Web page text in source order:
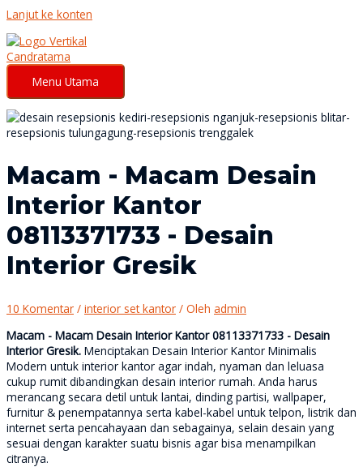
Lanjut ke konten
Menu Utama
Macam - Macam Desain
Interior Kantor
08113371733 - Desain
Interior Gresik
10 Komentar / interior set kantor / Oleh admin
Macam - Macam Desain Interior Kantor 08113371733 - Desain
Interior Gresik. Menciptakan Desain Interior Kantor Minimalis
Modern untuk interior kantor agar indah, nyaman dan leluasa
cukup rumit dibandingkan desain interior rumah. Anda harus
merancang secara detil untuk lantai, dinding partisi, wallpaper,
furnitur & penempatannya serta kabel-kabel untuk telpon, listrik dan
internet serta pencahayaan dan sebagainya, selain desain yang
sesuai dengan karakter suatu bisnis agar bisa menampilkan
citranya.